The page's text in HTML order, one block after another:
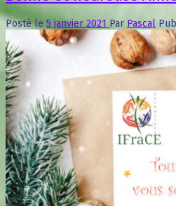
Posté le 5 janvier 2021 Par Pascal